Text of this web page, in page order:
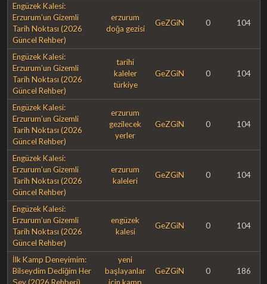
Engüzek Kalesi:
Erzurum’un Gizemli
Tarih Noktası (2026
Güncel Rehber)
erzurum
doğa gezisi
GeZGiN 0 104
Engüzek Kalesi:
Erzurum’un Gizemli
Tarih Noktası (2026
Güncel Rehber)
tarihi
kaleler
türkiye
GeZGiN 0 104
Engüzek Kalesi:
Erzurum’un Gizemli
Tarih Noktası (2026
Güncel Rehber)
erzurum
gezilecek
yerler
GeZGiN 0 104
Engüzek Kalesi:
Erzurum’un Gizemli
Tarih Noktası (2026
Güncel Rehber)
erzurum
kaleleri
GeZGiN 0 104
Engüzek Kalesi:
Erzurum’un Gizemli
Tarih Noktası (2026
Güncel Rehber)
engüzek
kalesi
GeZGiN 0 104
İlk Kamp Deneyimim:
Bilseydim Dediğim Her
Şey (2026 Rehberi)
yeni
başlayanlar
için kamp
GeZGiN 0 186